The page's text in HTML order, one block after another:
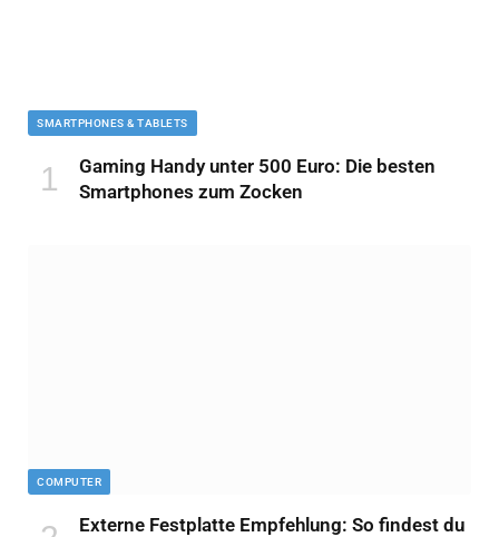
SMARTPHONES & TABLETS
Gaming Handy unter 500 Euro: Die besten
Smartphones zum Zocken
COMPUTER
Externe Festplatte Empfehlung: So findest du